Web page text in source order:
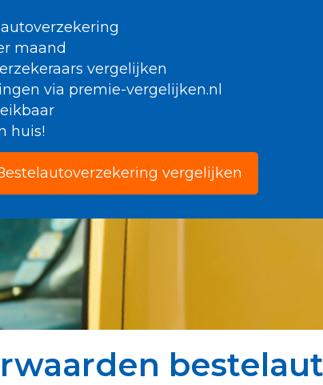
maand
vergelijken
via premie-vergelijken.nl
huis!
vergelijken